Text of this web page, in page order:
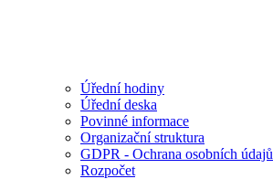
Úřední hodiny
Úřední deska
Povinné informace
Organizační struktura
GDPR - Ochrana osobních údajů
Rozpočet